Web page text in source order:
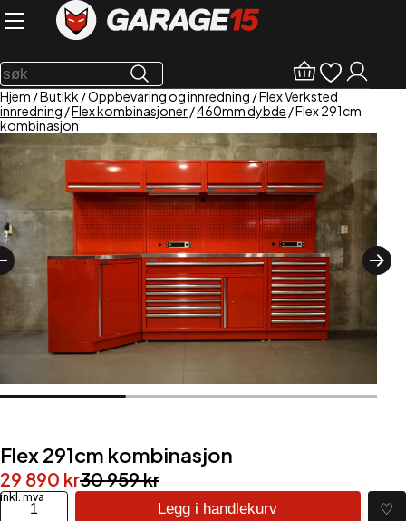
Hjem /Butikk /Oppbevaring og innredning /Flex Verksted
innredning /Flex kombinasjoner/460mm dybde / Flex 291cm
kombinasjon
Flex 291cm kombinasjon
30 959kr
Opprinnelig
pris
29 890 kr
Nåværende
pris
Flex
Legg i handlekurv ♡